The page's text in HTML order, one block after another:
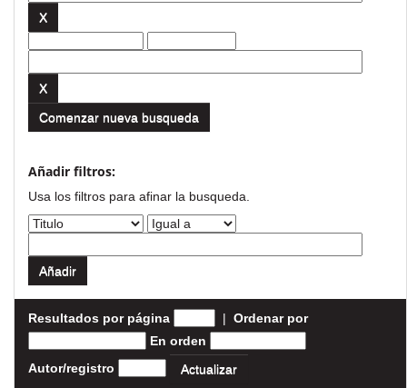
Comenzar nueva busqueda
Añadir filtros:
Usa los filtros para afinar la busqueda.
Resultados por página | Ordenar por
En orden
Autor/registro